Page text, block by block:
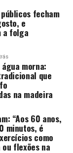
fecham
e
a folga
morna:
que
na madeira
“Aos 60 anos,
minutos, é
como
flexões na